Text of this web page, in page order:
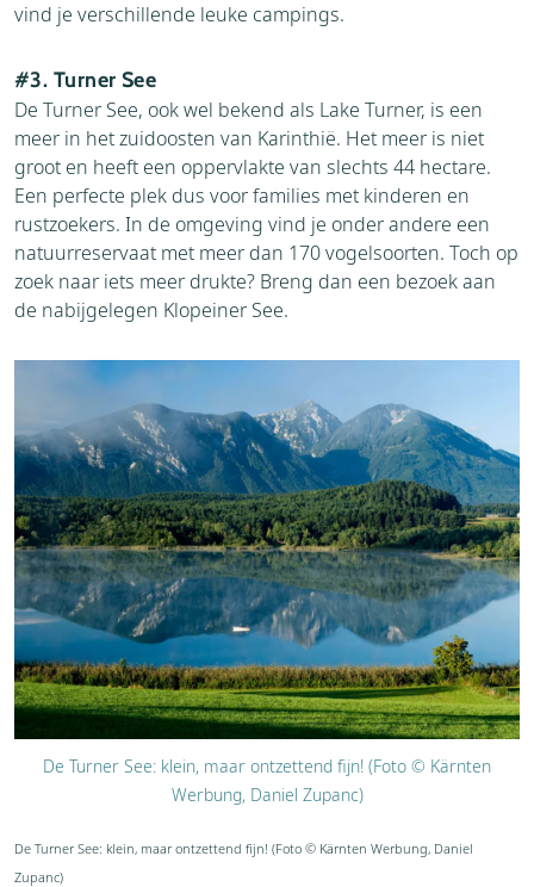
vind je verschillende leuke campings.
#3. Turner See
De Turner See, ook wel bekend als Lake Turner, is een
meer in het zuidoosten van Karinthië. Het meer is niet
groot en heeft een oppervlakte van slechts 44 hectare.
Een perfecte plek dus voor families met kinderen en
rustzoekers. In de omgeving vind je onder andere een
natuurreservaat met meer dan 170 vogelsoorten. Toch op
zoek naar iets meer drukte? Breng dan een bezoek aan
de nabijgelegen Klopeiner See.
De Turner See: klein, maar ontzettend fijn! (Foto © Kärnten
Werbung, Daniel Zupanc)
De Turner See: klein, maar ontzettend fijn! (Foto © Kärnten Werbung, Daniel
Zupanc)